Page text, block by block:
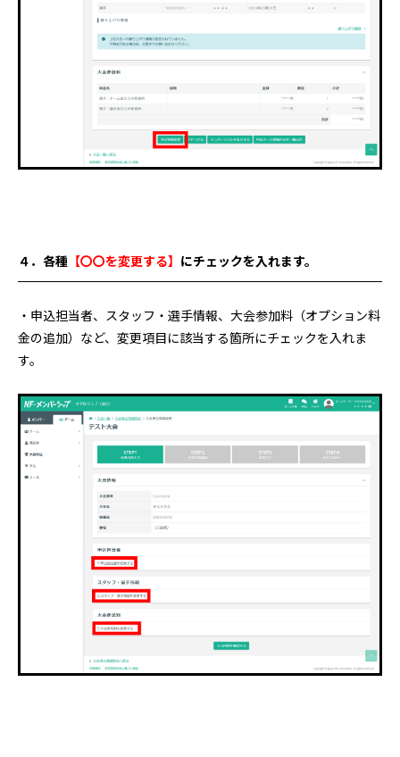
４．各種 【〇〇を変更する】 にチェックを入れます。
・申込担当者、スタッフ・選手情報、大会参加料（オプション料
金の追加）など、変更項目に該当する箇所にチェックを入れま
す。